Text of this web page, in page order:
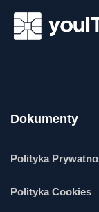
Dokumenty
Polityka
Polityka Cookies